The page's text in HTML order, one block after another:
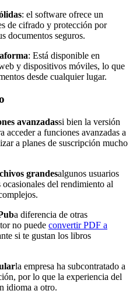
: el software ofrece un
de cifrado y protección por
documentos seguros.
: Está disponible en
y dispositivos móviles, lo que
desde cualquier lugar.
avanzadassi bien la versión
acceder a funciones avanzadas a
a planes de suscripción mucho
grandesalgunos usuarios
del rendimiento al
a diferencia de otras
no puede convertir PDF a
si te gustan los libros
la empresa ha subcontratado a
por lo que la experiencia del
idioma a otro.